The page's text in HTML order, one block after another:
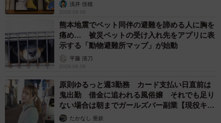
浅井 佳穂
2026.08.08
熊本地震でペット同伴の避難を諦める人に胸を
痛め… 被災ペットの受け入れ先をアプリに表
示する「動物避難所マップ」が始動
平藤 清刀
2026.08.08
原則ゆるっと週3勤務 カード支払い日直前は
鬼出勤 借金に追われる風俗嬢 それでも足り
ない場合は朝までガールズバー副業【現役キャ
ストに取材】
たかなし 亜妖